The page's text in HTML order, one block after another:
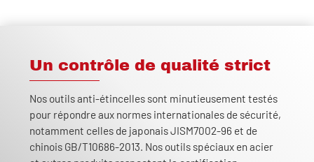
Un contrôle de qualité strict
Nos outils anti-étincelles sont minutieusement testés
pour répondre aux normes internationales de sécurité,
notamment celles de japonais JISM7002-96 et de
chinois GB/T10686-2013. Nos outils spéciaux en acier